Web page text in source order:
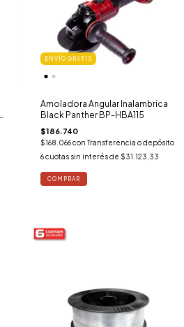
ENVÍO GRATIS
Amoladora Angular Inalambrica
Black Panther BP-HBA115
$186.740
$168.066con Transferencia o depósito
6 cuotas sin interés de $31.123,33